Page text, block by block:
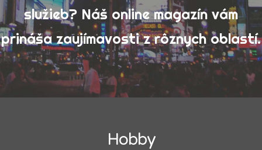
Výrobky
Zábava
Ženy
služieb? Náš online magazín vám
prináša zaujímavosti z rôznych oblastí.
Hobby